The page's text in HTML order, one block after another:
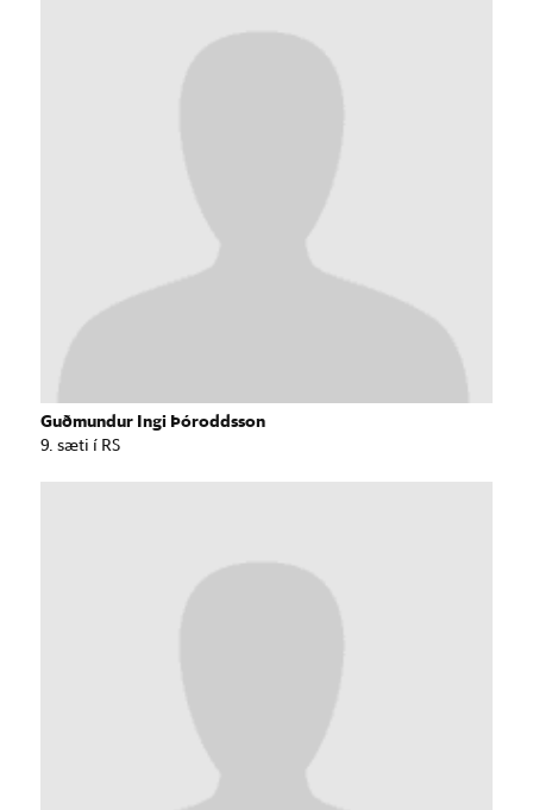
Guðmundur Ingi Þóroddsson
9. sæti í RS